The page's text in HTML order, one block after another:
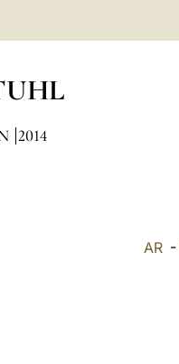
2014
AR-